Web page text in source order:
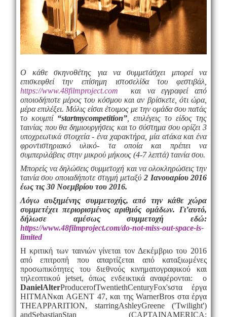
Ο κάθε σκηνοθέτης για να συμμετάσχει μπορεί να
επισκεφθεί την επίσημη ιστοσελίδα του φεστιβάλ,
https://www.48filmproject.com και να εγγραφεί από
οποιοδήποτε μέρος του κόσμου και αν βρίσκετε, ότι ώρα,
μέρα επιλέξει. Μόλις είσαι έτοιμος με την ομάδα σου πατάς
το κουμπί “startmycompetition”, επιλέγεις το είδος της
ταινίας που θα δημιουργήσεις και το σύστημα σου ορίζει 3
υποχρεωτικά στοιχεία - ένα χαρακτήρα, μία ατάκα και ένα
φροντιστηριακό υλικό- τα οποία και πρέπει να
συμπεριλάβεις στην μικρού μήκους (4-7 λεπτά) ταινία σου.
Μπορείς να δηλώσεις συμμετοχή και να ολοκληρώσεις την
ταινία σου οποιαδήποτε στιγμή μεταξύ 2 Ιανουαρίου 2016
έως τις 30 Νοεμβρίου του 2016.
Λόγω αυξημένης συμμετοχής, από την κάθε χώρα
συμμετέχει περιορισμένος αριθμός ομάδων. Γι’αυτό,
δήλωσε αμέσως συμμετοχή εδώ:
https://www.48filmproject.com/do-not-miss-out-space-is-
limited
Η κριτική των ταινιών γίνεται τον Δεκέμβριο του 2016
από επιτροπή που απαρτίζεται από καταξιωμένες
προσωπικότητες του διεθνούς κινηματογραφικού και
τηλεοπτικούjetset, όπως ενδεικτικά αναφέρονται: ο
DanielAlterProducerofTwentiethCenturyFox'sστα έργα
HITMANκαι AGENT 47, και τηςWarnerBros στα έργα
THEAPPARITION, starringAshleyGreene('Twilight')
andSebastianStan (CAPTAINAMERICA: